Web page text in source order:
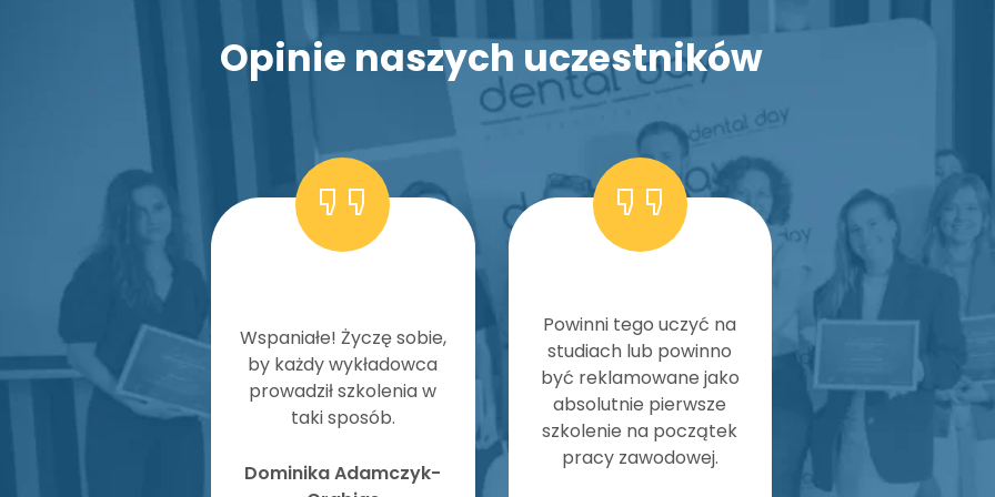
Opinie naszych uczestników
Wspaniałe! Życzę sobie,
by każdy wykładowca
prowadził szkolenia w
taki sposób.
Dominika Adamczyk-
Powinni tego uczyć na
studiach lub powinno
być reklamowane jako
absolutnie pierwsze
szkolenie na początek
pracy zawodowej.
Szkolenie
kto tak jak ja
dopiero pracę,
pracować
szybko i